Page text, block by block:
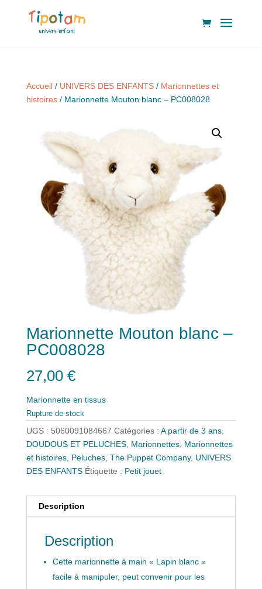
Accueil/ UNIVERS DES ENFANTS/ Marionnettes et
histoires/ Marionnette Mouton blanc – PC008028
Marionnette Mouton blanc –
PC008028
27,00 €
Marionnette en tissus
Rupture de stock
UGS : 5060091084667 Catégories : A partir de 3 ans,
DOUDOUS ET PELUCHES, Marionnettes, Marionnettes
et histoires, Peluches, The Puppet Company, UNIVERS
DES ENFANTS Étiquette : Petit jouet
Description
Description
Cette marionnette à main « Lapin blanc »
facile à manipuler, peut convenir pour les